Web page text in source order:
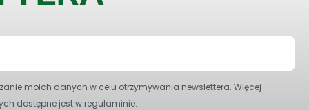
moich danych w celu otrzymywania newslettera. Więcej
dostępne jest w regulaminie.